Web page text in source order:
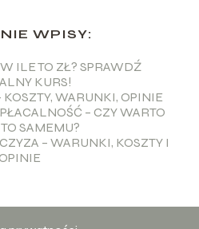
WPISY:
ILE TO ZŁ? SPRAWDŹ
KURS!
WARUNKI, OPINIE
– CZY WARTO
SAMEMU?
– WARUNKI, KOSZTY I
OPINIE